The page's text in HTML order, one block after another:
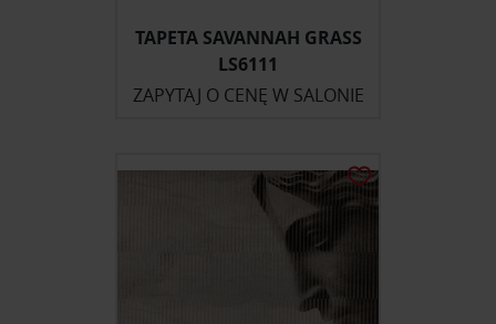
TAPETA SAVANNAH GRASS
LS6111
ZAPYTAJ O CENĘ W SALONIE